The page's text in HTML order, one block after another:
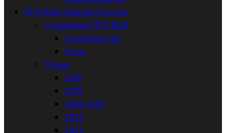
ПРО ВОД «Матери России»
О движении ПРО ВОД
Свидетельство
Устав
Планы
2018
2019
2020-2021
2022
2023